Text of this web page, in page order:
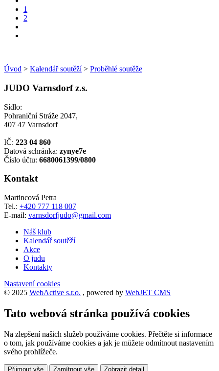
1
2
Úvod > Kalendář soutěží> Proběhlé soutěže
JUDO Varnsdorf z.s.
Sídlo:
Pohraniční Stráže 2047,
407 47 Varnsdorf
IČ: 223 04 860
Datová schránka: zynye7e
Číslo účtu: 6680061399/0800
Kontakt
Martincová Petra
Tel.: +420 777 118 007
E-mail: varnsdorfjudo@gmail.com
Náš klub
Kalendář soutěží
Akce
O judu
Kontakty
Nastavení cookies
© 2025 WebActive s.r.o. , powered by WebJET CMS
Tato webová stránka používá cookies
Na zlepšení našich služeb používáme cookies. Přečtěte si informace
o tom, jak používáme cookies a jak je můžete odmítnout nastavením
svého prohlížeče.
Přijmout vše Zamítnout vše Zobrazit detail